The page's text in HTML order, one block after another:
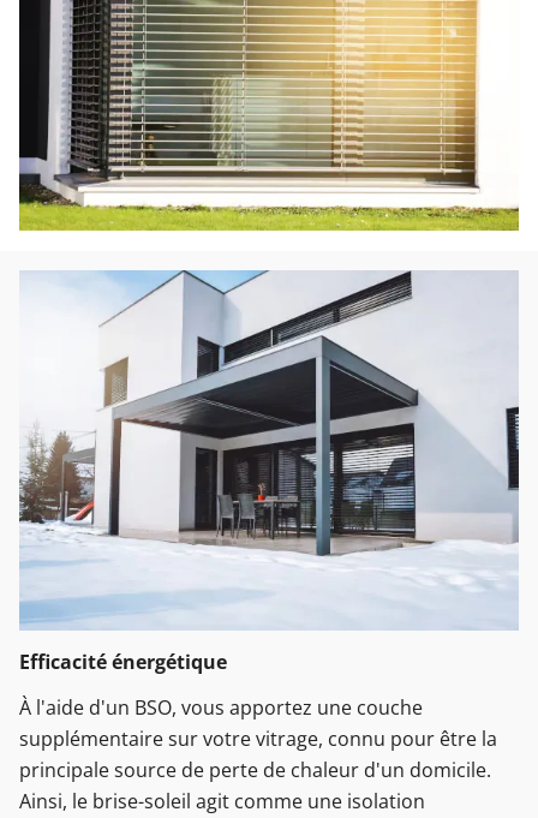
Efficacité énergétique
À l'aide d'un BSO, vous apportez une couche
supplémentaire sur votre vitrage, connu pour être la
principale source de perte de chaleur d'un domicile.
Ainsi, le brise-soleil agit comme une isolation